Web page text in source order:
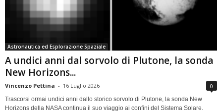
Astronautica ed Esplorazione Spaziale
A undici anni dal sorvolo di Plutone, la sonda
New Horizons...
Vincenzo Pettina - 16 Luglio 2026 0
Trascorsi ormai undici anni dallo storico sorvolo di Plutone, la sonda New
Horizons della NASA continua il suo viaggio ai confini del Sistema Solare.